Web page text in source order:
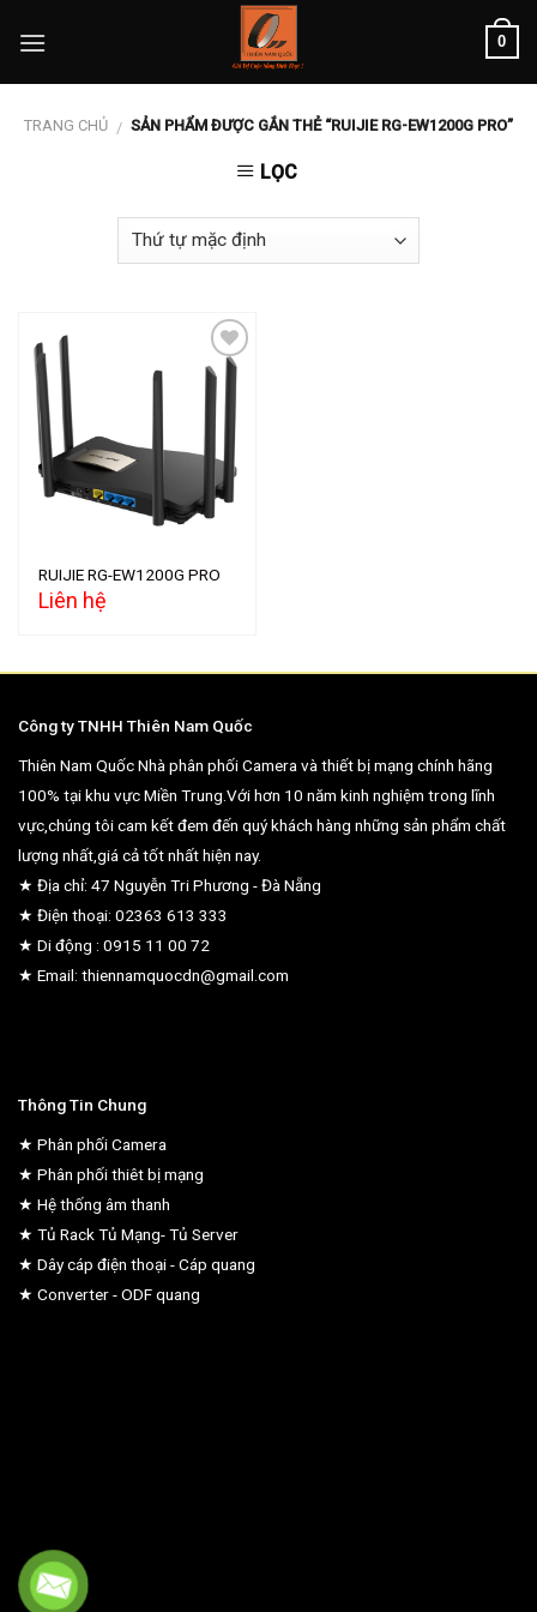
0
TRANG CHỦ / SẢN PHẨM ĐƯỢC GẮN THẺ “RUIJIE RG-EW1200G PRO”
LỌC
Add to
wishlist
RUIJIE RG-EW1200G PRO
Liên hệ
Công ty TNHH Thiên Nam Quốc
Thiên Nam Quốc Nhà phân phối Camera và thiết bị mạng chính hãng
100% tại khu vực Miền Trung.Với hơn 10 năm kinh nghiệm trong lĩnh
vực,chúng tôi cam kết đem đến quý khách hàng những sản phẩm chất
lượng nhất,giá cả tốt nhất hiện nay.
★ Địa chỉ: 47 Nguyễn Tri Phương - Đà Nẵng
★ Điện thoại: 02363 613 333
★ Di động : 0915 11 00 72
★ Email: thiennamquocdn@gmail.com
Thông Tin Chung
★ Phân phối Camera
★ Phân phối thiêt bị mạng
★ Hệ thống âm thanh
★ Tủ Rack Tủ Mạng- Tủ Server
★ Dây cáp điện thoại - Cáp quang
★ Converter - ODF quang